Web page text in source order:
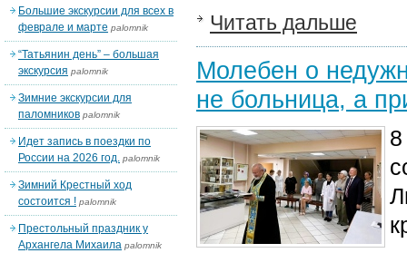
Читать дальше
Молебен о
не больница, а
Большие экскурсии для всех в
феврале и марте palomnik
“Татьянин день” – большая
экскурсия palomnik
Зимние экскурсии для
паломников palomnik
Идет запись в поездки по
России на 2026 год. palomnik
Зимний Крестный ход
состоится ! palomnik
Престольный праздник у
Архангела Михаила palomnik